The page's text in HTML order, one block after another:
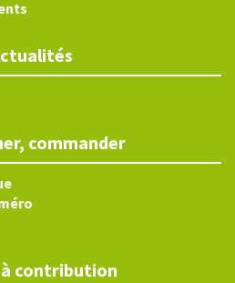
commander
à contribution